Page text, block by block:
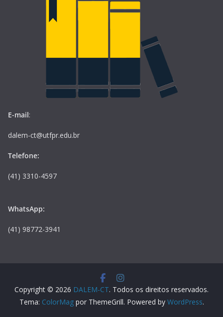
E-mail:
dalem-ct@utfpr.edu.br
Telefone:
(41) 3310-4597
WhatsApp:
(41) 98772-3941
Copyright © 2026 DALEM-CT. Todos os direitos reservados.
Tema: ColorMagpor ThemeGrill. Powered by WordPress.